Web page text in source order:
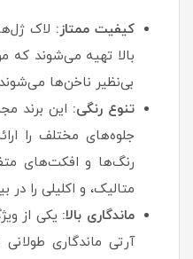
کیفیت ممتاز: لاک
بالا تهیه می‌شوند
بی‌نظیر ناخن‌ها
تنوع رنگی: این برند
جلوه‌های مختلف را
رنگ‌ها و افکت‌های
متالیک، و اکلیلی را در
ماندگاری بالا: یکی از
آرتی ماندگاری